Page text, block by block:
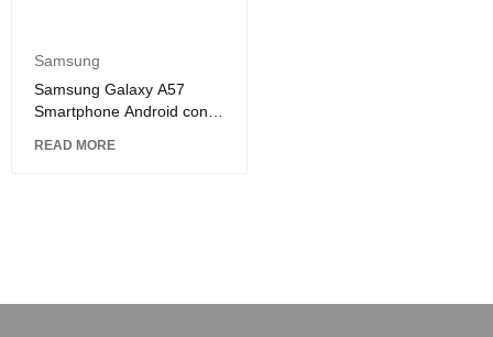
Samsung
Samsung Galaxy A57
Smartphone Android con
READ MORE